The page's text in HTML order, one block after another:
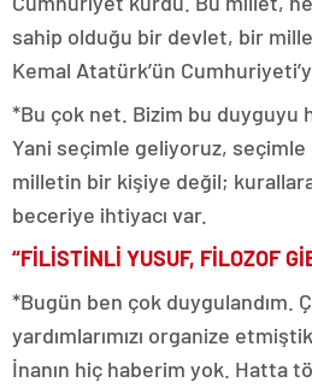
sahip olduğu bir devlet, bir
Kemal Atatürk’ün
*Bu çok net. Bizim bu duyguyu
Yani seçimle geliyoruz, seçimle
milletin bir kişiye değil;
beceriye ihtiyacı var.
“FİLİSTİNLİ YUSUF, FİLOZOF
*Bugün ben çok duygulandım.
yardımlarımızı organize
İnanın hiç haberim yok. Hatta